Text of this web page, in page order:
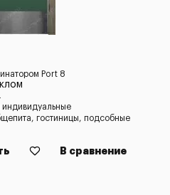
Port 8
индивидуальные
гостиницы, подсобные
В сравнение